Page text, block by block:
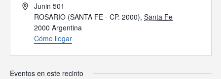
Dirección
Junin 501
ROSARIO (SANTA FE - CP. 2000), Santa Fe
2000 Argentina
Cómo llegar
Eventos en este recinto